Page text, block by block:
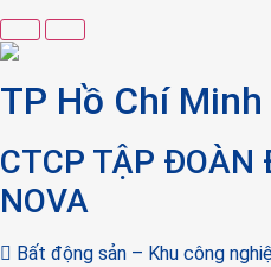
TP Hồ Chí Minh
CTCP TẬP ĐOÀN
NOVA
Bất động sản – Khu công